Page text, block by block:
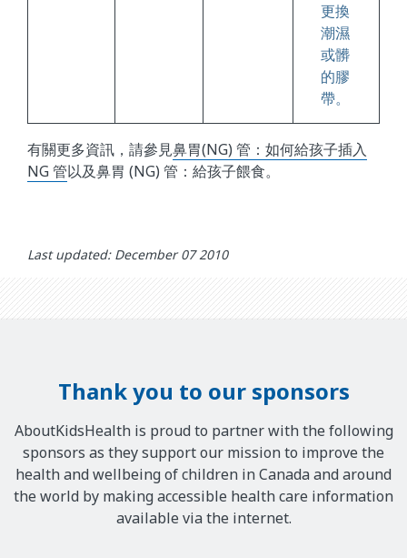
更換
潮濕
或髒
的膠
帶。
有關更多資訊，請參見鼻胃(NG) 管：如何給孩子插入
NG 管以及鼻胃 (NG) 管：給孩子餵食。
Last updated: December 07 2010
Thank you to our sponsors
AboutKidsHealth is proud to partner with the following
sponsors as they support our mission to improve the
health and wellbeing of children in Canada and around
the world by making accessible health care information
available via the internet.